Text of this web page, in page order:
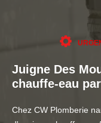
Juigne Des
chauffe-eau
Chez CW Plomberie